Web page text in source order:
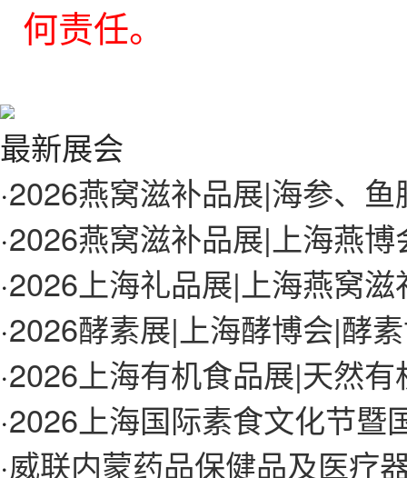
何责任。
最新展会
·2026燕窝滋补品展|海参、
·2026燕窝滋补品展|上海燕
·2026上海礼品展|上海燕窝
·2026酵素展|上海酵博会|酵
·2026上海有机食品展|天然
·2026上海国际素食文化节暨
·威联内蒙药品保健品及医疗